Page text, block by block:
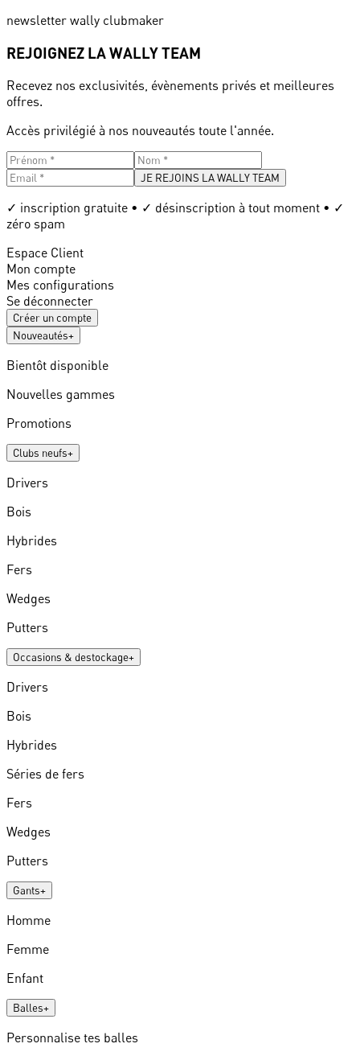
newsletter wally clubmaker
REJOIGNEZ LA WALLY TEAM
Recevez nos exclusivités, évènements privés et meilleures
offres.
Accès privilégié à nos nouveautés toute l'année.
JE REJOINS LA WALLY TEAM
✓ inscription gratuite • ✓ désinscription à tout moment • ✓
zéro spam
Espace Client
Mon compte
Mes configurations
Se déconnecter
Créer un compte
Nouveautés+
Bientôt disponible
Nouvelles gammes
Promotions
Clubs neufs+
Drivers
Bois
Hybrides
Fers
Wedges
Putters
Occasions & destockage+
Drivers
Bois
Hybrides
Séries de fers
Fers
Wedges
Putters
Gants+
Homme
Femme
Enfant
Balles+
Personnalise tes balles